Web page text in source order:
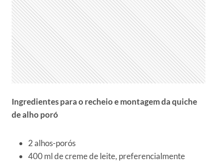
Ingredientes para o recheio e montagem da quiche
de alho poró
2 alhos-porós
400 ml de creme de leite, preferencialmente